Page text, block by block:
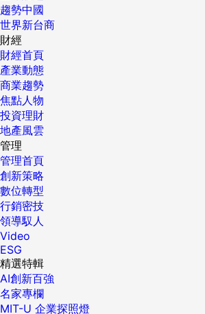
趨勢中國
世界新台商
財經
財經首頁
產業動態
商業趨勢
焦點人物
投資理財
地產風雲
管理
管理首頁
創新策略
數位轉型
行銷密技
領導馭人
Video
ESG
精選特輯
AI創新百強
名家專欄
MIT-U 企業探照燈